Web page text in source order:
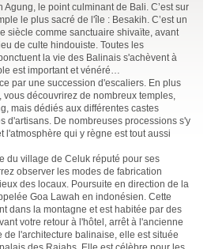
le point culminant de Bali. C’est sur
le plus sacré de l'île : Besakih. C’est un
siècle comme sanctuaire shivaïte, avant
de culte hindouiste. Toutes les
la vie des Balinais s'achèvent à
est important et vénéré…
par une succession d'escaliers. En plus
découvrirez de nombreux temples,
mais dédiés aux différentes castes
d'artisans. De nombreuses processions s'y
l'atmosphère qui y règne est tout aussi
du village de Celuk réputé pour ses
observer les modes de fabrication
des locaux. Poursuite en direction de la
Goa Lawah en indonésien. Cette
dans la montagne et est habitée par des
votre retour à l'hôtel, arrêt à l'ancienne
de l'architecture balinaise, elle est située